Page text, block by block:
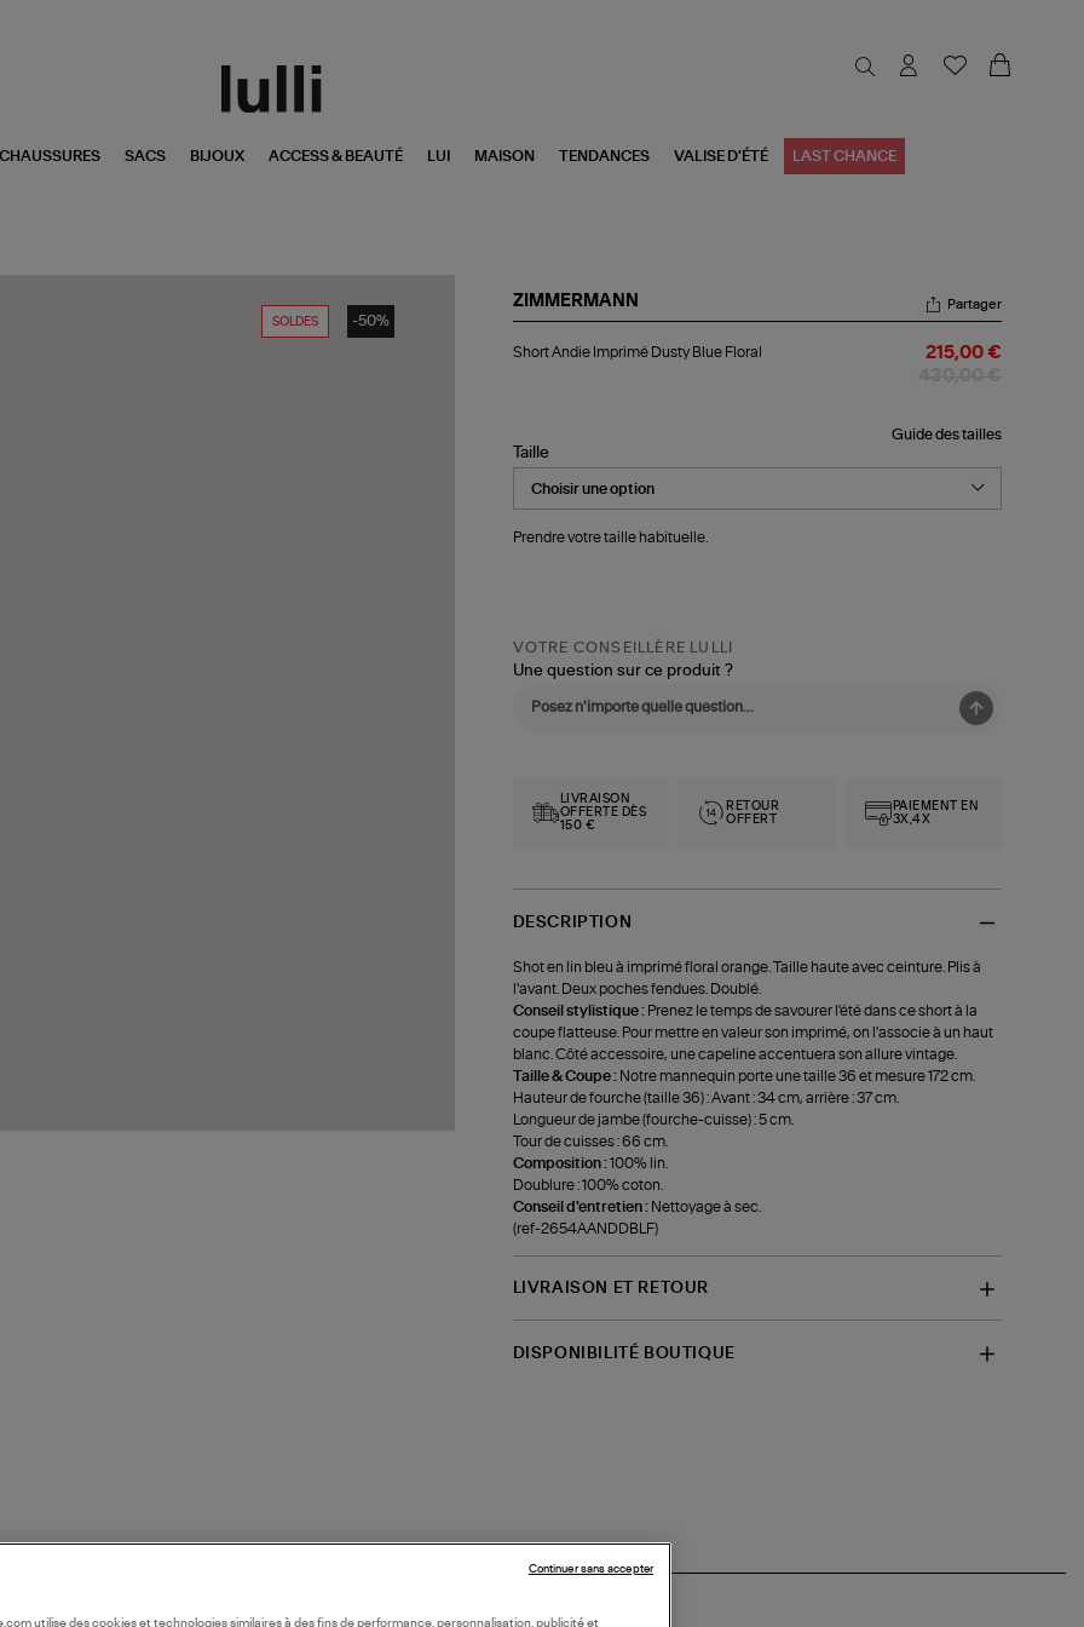
CHAUSSURES SACS BIJOUX ACCESS & BEAUTÉ LUI MAISON TENDANCES VALISE D'ÉTÉ LAST CHANCE
SOLDES -50%
ZIMMERMANN
Andie
Partager
Short Andie Imprimé Dusty Blue Floral 215,00 €
Guide des tailles
Taille
Prendre votre taille habituelle.
VOTRE CONSEILLÈRE LULLI
Une question sur ce produit ?
LIVRAISON
OFFERTE DÈS
150 €
RETOUR
OFFERT
PAIEMENT EN
3X,4X
DESCRIPTION
Shot en lin bleu à imprimé floral orange. Taille haute avec ceinture. Plis à
l'avant. Deux poches fendues. Doublé.
Conseil stylistique : Prenez le temps de savourer l'été dans ce short à la
coupe flatteuse. Pour mettre en valeur son imprimé, on l'associe à un haut
blanc. Côté accessoire, une capeline accentuera son allure vintage.
Taille & Coupe : Notre mannequin porte une taille 36 et mesure 172 cm.
Hauteur de fourche (taille 36) : Avant : 34 cm, arrière : 37 cm.
Longueur de jambe (fourche-cuisse) : 5 cm.
Tour de cuisses : 66 cm.
Composition :100% lin.
Doublure : 100% coton.
Conseil d'entretien : Nettoyage à sec.
(ref-2654AANDDBLF)
LIVRAISON ET RETOUR
DISPONIBILITÉ BOUTIQUE
utilise des cookies et technologies similaires à des fins de performance, personnalisation, publicité et
Continuer sans accepter